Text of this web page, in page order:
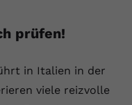
prüfen!
in Italien in der
viele reizvolle